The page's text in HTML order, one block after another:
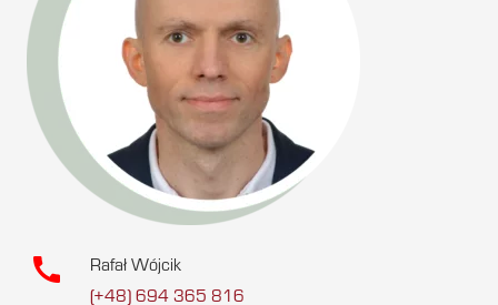
call
Rafał Wójcik
(+48) 694 365 816